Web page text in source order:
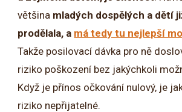
většina mladých dospělých a dětí
prodělala, a má tedy tu nejlepší
Takže posilovací dávka pro ně
riziko poškození bez jakýchkoli
Když je přínos očkování nulový, je
riziko nepřijatelné.